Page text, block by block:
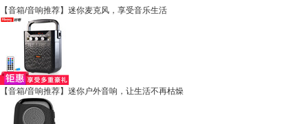
【音箱/音响推荐】迷你麦克风，享受音乐生活
【音箱/音响推荐】迷你户外音响，让生活不再枯燥